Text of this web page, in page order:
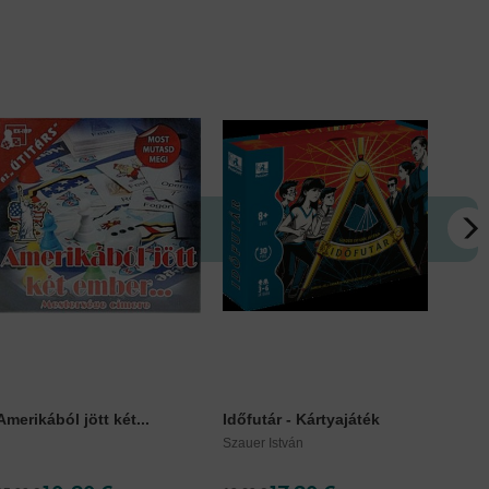
jött két... Időfutár - Kártyajáték
Szauer István